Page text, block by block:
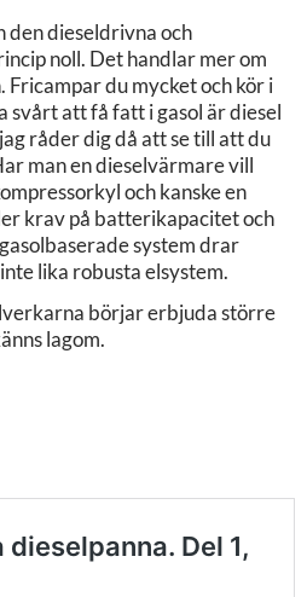
dieseldrivna och
noll. Det handlar mer om
Fricampar du mycket och kör i
svårt att få fatt i gasol är diesel
råder dig då att se till att du
man en dieselvärmare vill
och kanske en
krav på batterikapacitet och
system drar
lika robusta elsystem.
börjar erbjuda större
lagom.